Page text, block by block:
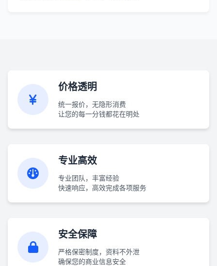
价格透明
统一报价，无隐形消费
让您的每一分钱都花在明处
专业高效
专业团队，丰富经验
快速响应，高效完成各项服务
安全保障
严格保密制度，资料不外泄
确保您的商业信息安全